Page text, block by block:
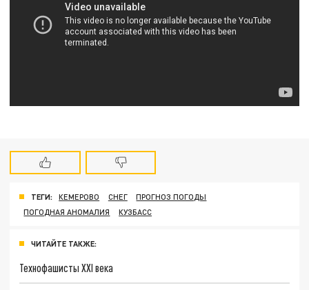
ТЕГИ: КЕМЕРОВО СНЕГ
ПРОГНОЗ ПОГОДЫ
ПОГОДНАЯ АНОМАЛИЯ
КУЗБАСС
ЧИТАЙТЕ ТАКЖЕ:
Технофашисты XXI века